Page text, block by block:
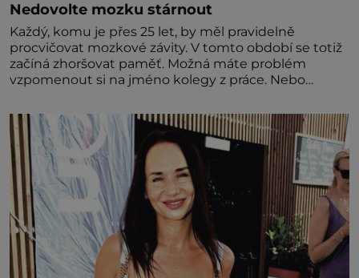
Nedovolte mozku stárnout
Každý, komu je přes 25 let, by měl pravidelně
procvičovat mozkové závity. V tomto období se totiž
začíná zhoršovat paměť. Možná máte problém
vzpomenout si na jméno kolegy z práce. Nebo
nedávno přečetli. Je to opravdu tak, s věkem jako
kdyby se paměť rozhodla stávkovat. Cvičte